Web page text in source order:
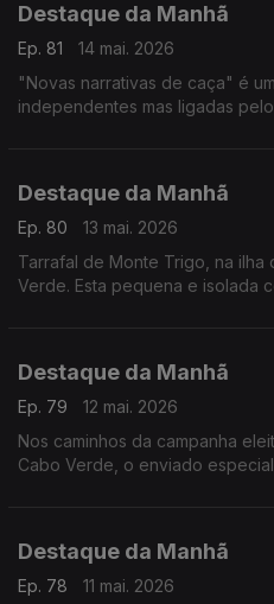
Destaque da Manhã
Ep. 81
14 mai. 2026
"Novas narrativas de caça" é
independentes mas ligadas
Destaque da Manhã
Ep. 80
13 mai. 2026
Tarrafal de Monte Trigo, na ilha
Verde. Esta pequena e isolada
Destaque da Manhã
Ep. 79
12 mai. 2026
Nos caminhos da campanha
Cabo Verde, o enviado
Destaque da Manhã
Ep. 78
11 mai. 2026